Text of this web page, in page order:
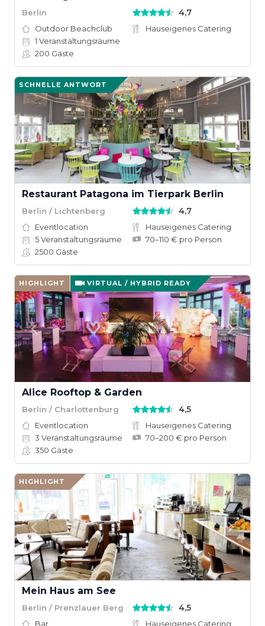
Berlin 4,7
Outdoor Beachclub
Hauseigenes Catering
1 Veranstaltungsräume
200 Gäste
SCHNELLE ANTWORT
Restaurant Patagona im Tierpark Berlin
Berlin / Lichtenberg 4,7
Eventlocation
Hauseigenes Catering
5Veranstaltungsräume
70–110 € pro Person
2500 Gäste
HIGHLIGHT VIRTUAL / HYBRID READY
Alice Rooftop & Garden
Berlin / Charlottenburg 4,5
Eventlocation
Hauseigenes Catering
3 Veranstaltungsräume
70–200 € pro Person
350 Gäste
HIGHLIGHT
Mein Haus am See
Berlin / Prenzlauer Berg 4,5
Bar Hauseigenes Catering